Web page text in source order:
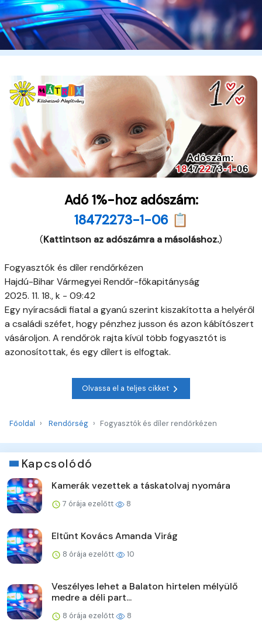
Adó 1%-hoz adószám:
18472273-1-06 📋
(Kattintson az adószámra a másoláshoz.)
Fogyasztók és díler rendőrkézen
Hajdú-Bihar Vármegyei Rendőr-főkapitányság
2025. 11. 18., k - 09:42
Egy nyíracsádi fiatal a gyanú szerint kiszakította a helyéről
a családi széfet, hogy pénzhez jusson és azon kábítószert
vásároljon. A rendőrök rajta kívül több fogyasztót is
azonosítottak, és egy dílert is elfogtak.
Olvassa el a teljes cikket
Főoldal Rendőrség Fogyasztók és díler rendőrkézen
Kapcsolódó
Kamerák vezettek a táskatolvaj nyomára
7 órája ezelőtt 8
Eltűnt Kovács Amanda Virág
8 órája ezelőtt 10
Veszélyes lehet a Balaton hirtelen mélyülő
medre a déli part...
8 órája ezelőtt 8